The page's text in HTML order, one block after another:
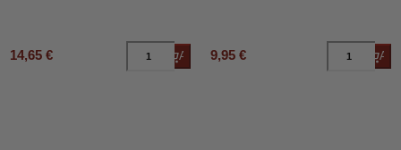
14,65 € Añadir al carrito
9,95 €